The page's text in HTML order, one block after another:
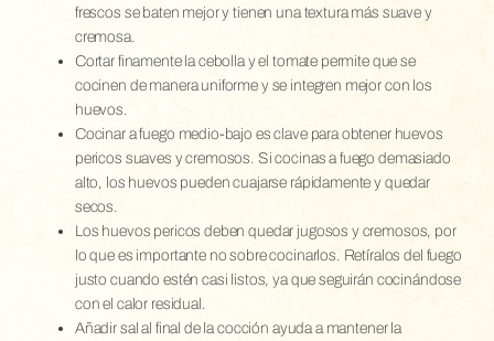
frescos se baten mejor y tienen una textura más suave y
cremosa.
Cortar finamente la cebolla y el tomate permite que se
cocinen de manera uniforme y se integren mejor con los
huevos.
Cocinar a fuego medio-bajo es clave para obtener huevos
pericos suaves y cremosos. Si cocinas a fuego demasiado
alto, los huevos pueden cuajarse rápidamente y quedar
secos.
Los huevos pericos deben quedar jugosos y cremosos, por
lo que es importante no sobre cocinarlos. Retíralos del fuego
justo cuando estén casi listos, ya que seguirán cocinándose
con el calor residual.
Añadir sal al final de la cocción ayuda a mantener la